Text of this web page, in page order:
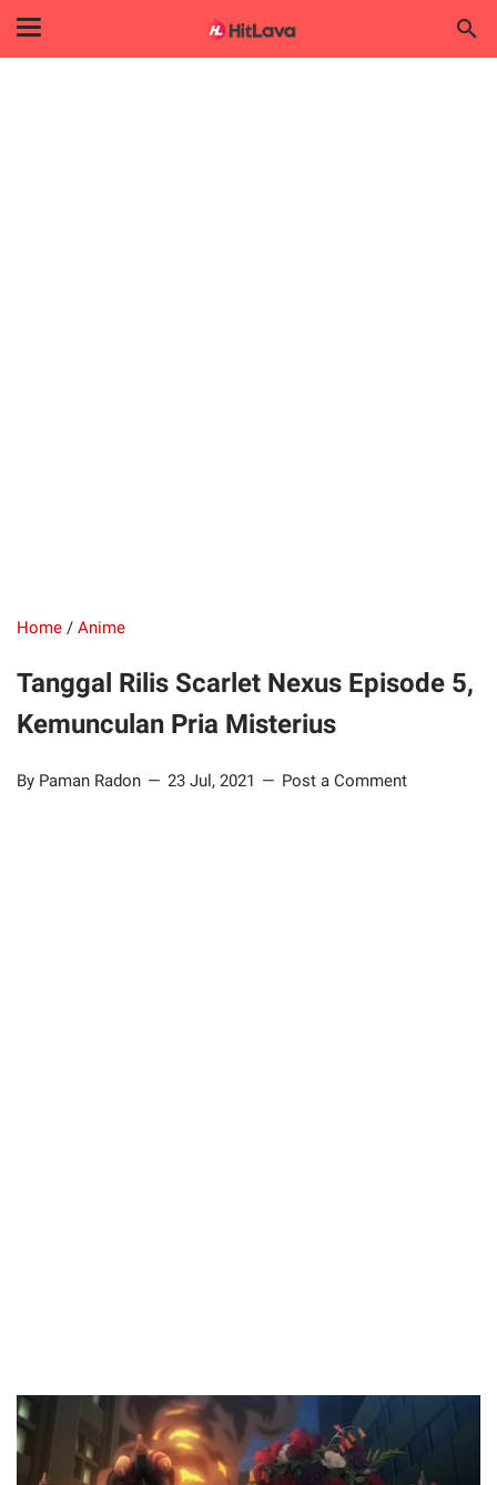
Home / Anime
Tanggal Rilis Scarlet Nexus Episode 5,
Kemunculan Pria Misterius
By Paman Radon 23 Jul, 2021 Post a Comment